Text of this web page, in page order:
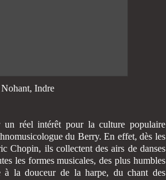
Indre
réel intérêt pour la culture populaire
du Berry. En effet, dès les
Chopin, ils collectent des airs de danses
les formes musicales, des plus humbles
à la douceur de la harpe, du chant des